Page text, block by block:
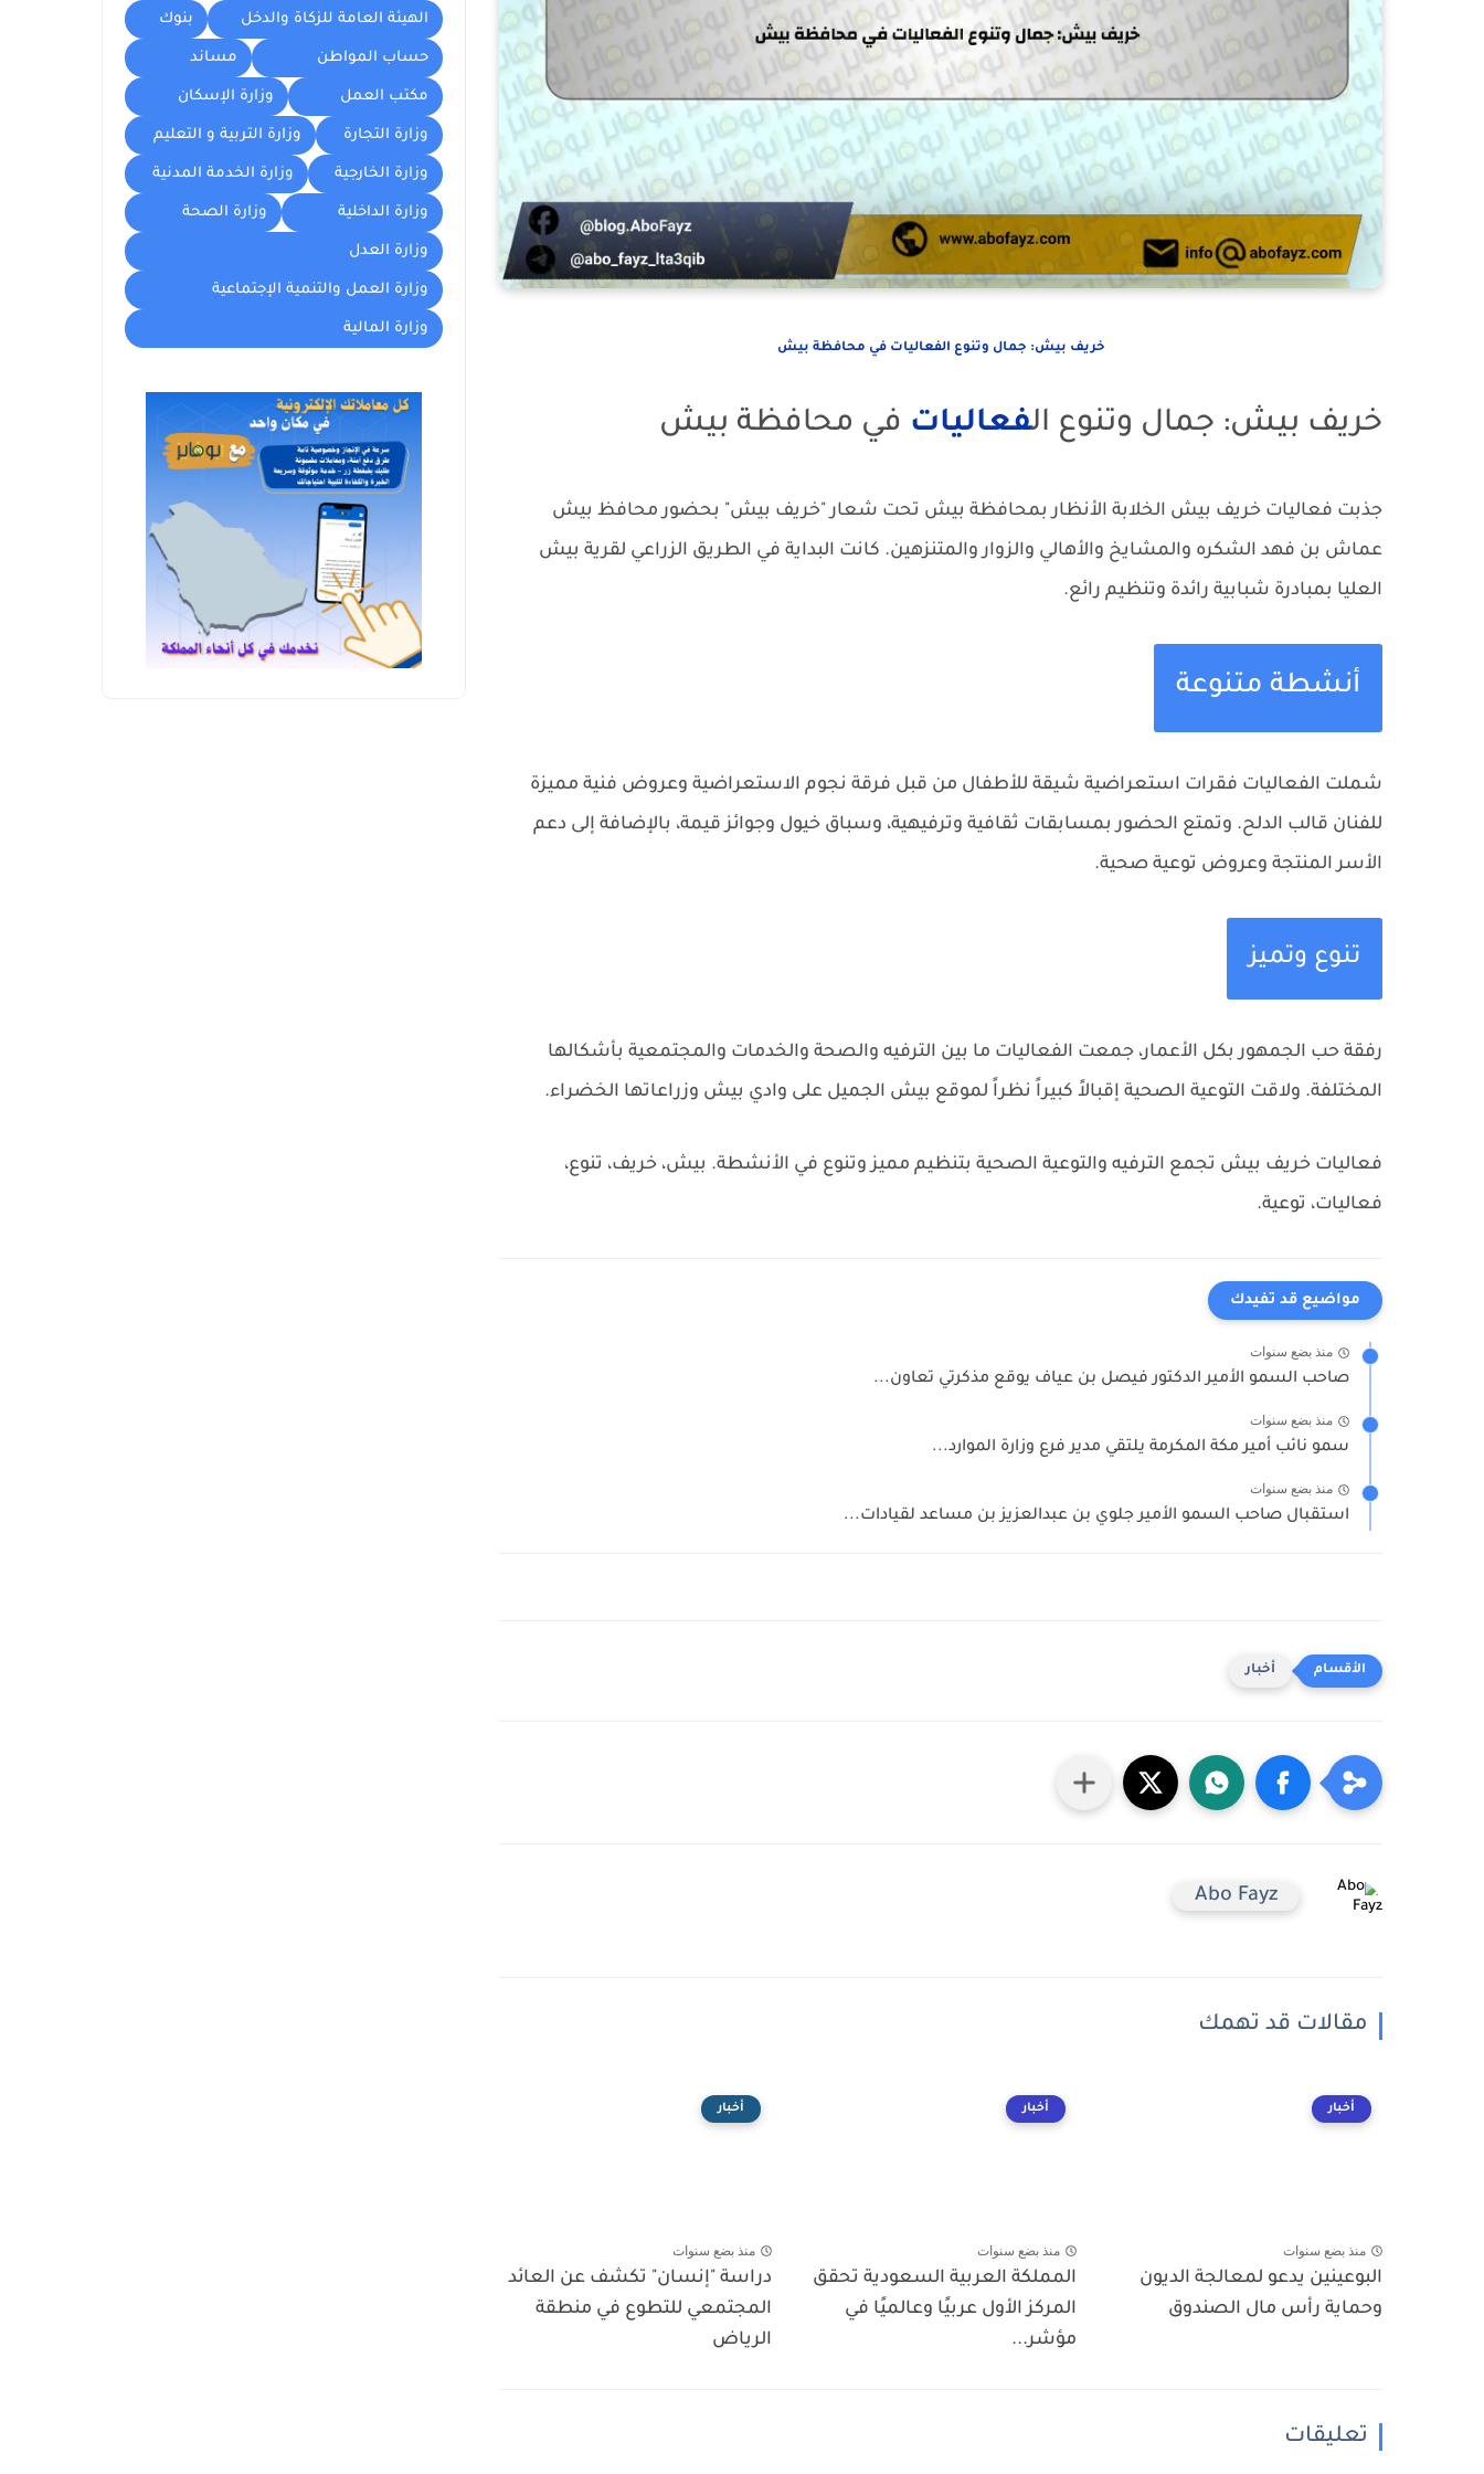
خريف بيش: جمال وتنوع الفعاليات في محافظة بيش
خريف بيش: جمال وتنوع الفعاليات في محافظة بيش
جذبت فعاليات خريف بيش الخلابة الأنظار بمحافظة بيش تحت شعار "خريف بيش" بحضور محافظ بيش
عماش بن فهد الشكره والمشايخ والأهالي والزوار والمتنزهين. كانت البداية في الطريق الزراعي لقرية بيش
العليا بمبادرة شبابية رائدة وتنظيم رائع.
أنشطة متنوعة
شملت الفعاليات فقرات استعراضية شيقة للأطفال من قبل فرقة نجوم الاستعراضية وعروض فنية مميزة
للفنان قالب الدلح. وتمتع الحضور بمسابقات ثقافية وترفيهية، وسباق خيول وجوائز قيمة، بالإضافة إلى دعم
الأسر المنتجة وعروض توعية صحية.
تنوع وتميز
رفقة حب الجمهور بكل الأعمار، جمعت الفعاليات ما بين الترفيه والصحة والخدمات والمجتمعية بأشكالها
المختلفة. ولاقت التوعية الصحية إقبالاً كبيراً نظراً لموقع بيش الجميل على وادي بيش وزراعاتها الخضراء.
فعاليات خريف بيش تجمع الترفيه والتوعية الصحية بتنظيم مميز وتنوع في الأنشطة. بيش، خريف، تنوع،
فعاليات، توعية.
مواضيع قد تفيدك
منذ بضع سنوات
صاحب السمو الأمير الدكتور فيصل بن عياف يوقع مذكرتي تعاون...
منذ بضع سنوات
سمو نائب أمير مكة المكرمة يلتقي مدير فرع وزارة الموارد...
منذ بضع سنوات
استقبال صاحب السمو الأمير جلوي بن عبدالعزيز بن مساعد لقيادات...
أخبار
Abo Fayz
مقالات قد تهمك
أخبار
منذ بضع سنوات
البوعينين يدعو لمعالجة الديون
وحماية رأس مال الصندوق
أخبار
منذ بضع سنوات
المملكة العربية السعودية تحقق
المركز الأول عربيًا وعالميًا في
مؤشر...
أخبار
منذ بضع سنوات
دراسة "إنسان" تكشف عن العائد
المجتمعي للتطوع في منطقة
الرياض
تعليقات
الهيئة العامة للزكاة والدخل بنوك
حساب المواطن مساند
مكتب العمل وزارة الإسكان
وزارة التجارة وزارة التربية و التعليم
وزارة الخارجية وزارة الخدمة المدنية
وزارة الداخلية وزارة الصحة
وزارة العدل
وزارة العمل والتنمية الإجتماعية
وزارة المالية